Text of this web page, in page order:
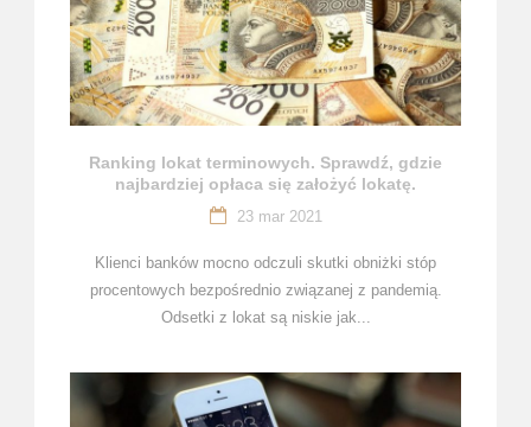
Ranking lokat terminowych. Sprawdź, gdzie
najbardziej opłaca się założyć lokatę.
23 mar 2021
Klienci banków mocno odczuli skutki obniżki stóp
procentowych bezpośrednio związanej z pandemią.
Odsetki z lokat są niskie jak...